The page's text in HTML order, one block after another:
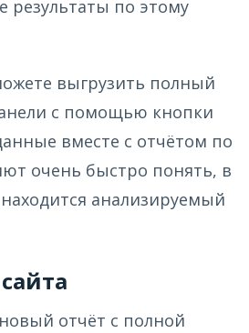
результаты по этому
выгрузить полный
с помощью кнопки
вместе с отчётом по
очень быстро понять, в
анализируемый
отчёт с полной